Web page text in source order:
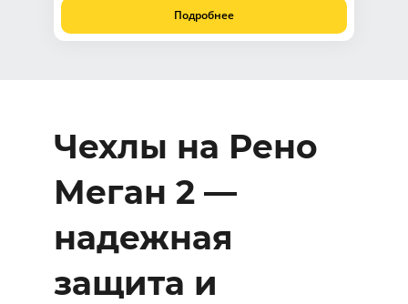
Подробнее
Чехлы на Рено
Меган 2 —
надежная
защита и